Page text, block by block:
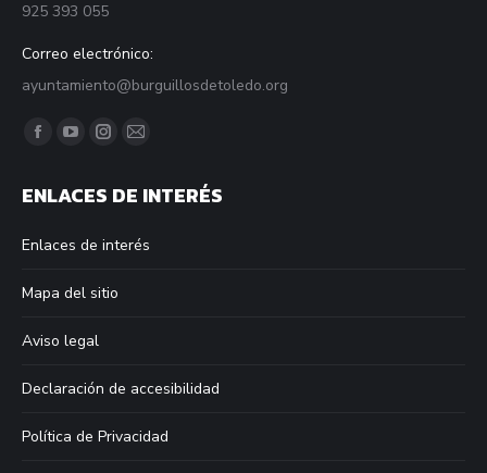
925 393 055
Correo electrónico:
ayuntamiento@burguillosdetoledo.org
Find us on:
Facebook
opens
new
window
YouTube
opens
new
window
Instagram
opens
new
window
Mail
opens
new
ENLACES DE INTERÉS
Enlaces de interés
Mapa del sitio
Aviso legal
Declaración de accesibilidad
Política de Privacidad